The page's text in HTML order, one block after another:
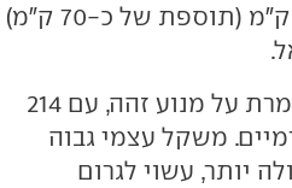
הסיני, אותץו ניתן לתרגם לכ-500 ק"מ (תוספת של כ-70 ק"מ)
גרסת הטווח המוגדל שומרת על מנוע זהה, עם 214
משקל עצמי גבוה
יותר, עשוי לגרום